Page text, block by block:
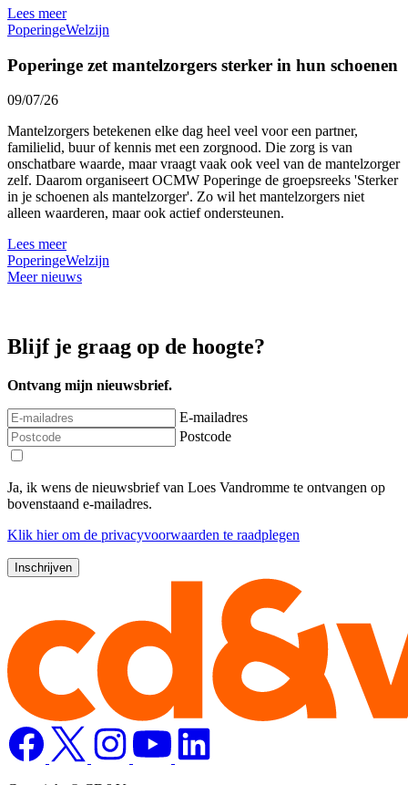
Lees meer
PoperingeWelzijn
Poperinge zet mantelzorgers sterker in hun schoenen
09/07/26
Mantelzorgers betekenen elke dag heel veel voor een partner,
familielid, buur of kennis met een zorgnood. Die zorg is van
onschatbare waarde, maar vraagt vaak ook veel van de mantelzorger
zelf. Daarom organiseert OCMW Poperinge de groepsreeks 'Sterker
in je schoenen als mantelzorger'. Zo wil het mantelzorgers niet
alleen waarderen, maar ook actief ondersteunen.
Lees meer
PoperingeWelzijn
Meer nieuws
Blijf je graag op de hoogte?
Ontvang mijn nieuwsbrief.
E-mailadres
Postcode
Ja, ik wens de nieuwsbrief van Loes Vandromme te ontvangen op
bovenstaand e-mailadres.
Klik hierom de privacyvoorwaarden te raadplegen